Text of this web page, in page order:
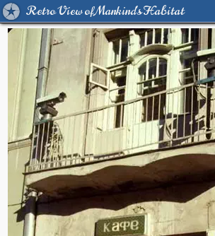
Retro View of Mankind's Habitat